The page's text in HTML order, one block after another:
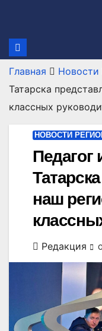
содержимому
Главная Новости
Татарска
классных
НОВОСТИ
Педагог
наш
Редакция